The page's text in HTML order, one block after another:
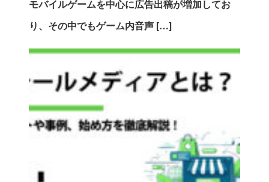
モバイルゲームを中心に広告出稿が増加してお
り、その中でもゲーム内音声 […]